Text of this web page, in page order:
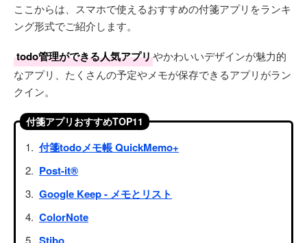
ここからは、スマホで使えるおすすめの付箋アプリをランキ
ング形式でご紹介します。
todo管理ができる人気アプリやかわいいデザインが魅力的
なアプリ、たくさんの予定やメモが保存できるアプリがラン
クイン。
付箋アプリおすすめTOP11
付箋todoメモ帳 QuickMemo+
Post-it®
Google Keep - メモとリスト
ColorNote